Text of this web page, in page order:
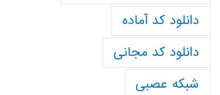
دانلود کد آماده
دانلود کد مجانی
شبکه عصبی